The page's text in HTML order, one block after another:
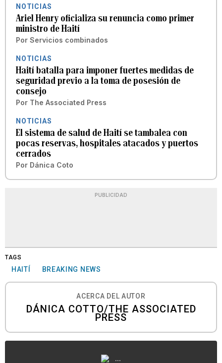
NOTICIAS
Ariel Henry oficializa su renuncia como primer
ministro de Haití
Por Servicios combinados
NOTICIAS
Haití batalla para imponer fuertes medidas de
seguridad previo a la toma de posesión de
consejo
Por The Associated Press
NOTICIAS
El sistema de salud de Haití se tambalea con
pocas reservas, hospitales atacados y puertos
cerrados
Por Dánica Coto
PUBLICIDAD
TAGS
HAITÍ BREAKING NEWS
ACERCA DEL AUTOR
DÁNICA COTTO/THE ASSOCIATED
PRESS
...